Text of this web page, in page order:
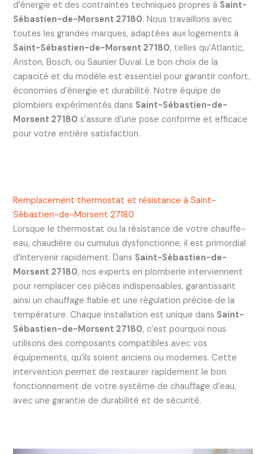
d’énergie et des contraintes techniques propres à Saint-
Sébastien-de-Morsent 27180. Nous travaillons avec
toutes les grandes marques, adaptées aux logements à
Saint-Sébastien-de-Morsent 27180, telles qu’Atlantic,
Ariston, Bosch, ou Saunier Duval. Le bon choix de la
capacité et du modèle est essentiel pour garantir confort,
économies d’énergie et durabilité. Notre équipe de
plombiers expérimentés dans Saint-Sébastien-de-
Morsent 27180 s’assure d’une pose conforme et efficace
pour votre entière satisfaction.
Remplacement thermostat et résistance à Saint-
Sébastien-de-Morsent 27180
Lorsque le thermostat ou la résistance de votre chauffe-
eau, chaudière ou cumulus dysfonctionne, il est primordial
d’intervenir rapidement. Dans Saint-Sébastien-de-
Morsent 27180, nos experts en plomberie interviennent
pour remplacer ces pièces indispensables, garantissant
ainsi un chauffage fiable et une régulation précise de la
température. Chaque installation est unique dans Saint-
Sébastien-de-Morsent 27180, c’est pourquoi nous
utilisons des composants compatibles avec vos
équipements, qu’ils soient anciens ou modernes. Cette
intervention permet de restaurer rapidement le bon
fonctionnement de votre système de chauffage d’eau,
avec une garantie de durabilité et de sécurité.